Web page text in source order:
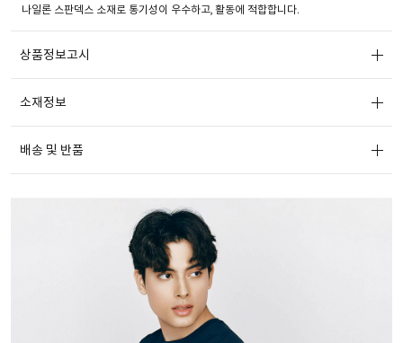
나일론 스판덱스 소재로 통기성이 우수하고, 활동에 적합합니다.
상품정보고시
소재정보
배송 및 반품